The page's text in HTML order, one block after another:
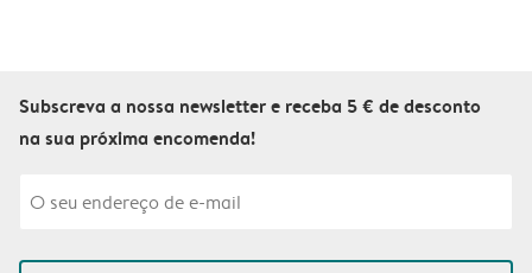
Subscreva a nossa newsletter e receba 5 € de desconto
na sua próxima encomenda!